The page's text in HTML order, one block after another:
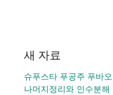
새 자료
슈푸스타 푸공주 푸바오
나머지정리와 인수분해